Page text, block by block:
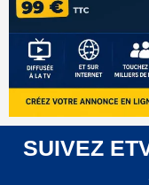
SUIVEZ